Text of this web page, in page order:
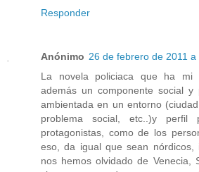
Responder
Anónimo 26 de febrero de 2011 a
La novela policiaca que ha mi
además un componente social y
ambientada en un entorno
problema social, etc..)y perfil
protagonistas, como de los
eso, da igual que sean nórdicos,
nos hemos olvidado de Venecia,